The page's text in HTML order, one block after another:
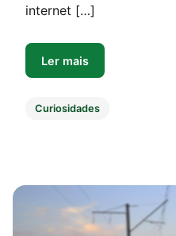
internet […]
Ler mais
Curiosidades